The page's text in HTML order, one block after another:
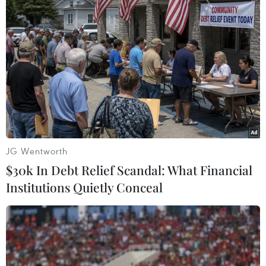
TIN LIÊN QUAN
JG Wentworth
$30k In Debt Relief Scandal: What Financial
Institutions Quietly Conceal